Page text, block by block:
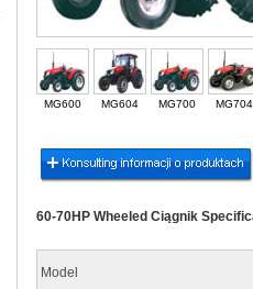
MG600 MG604 MG700 MG704
60-70HP Wheeled Ciągnik
Model